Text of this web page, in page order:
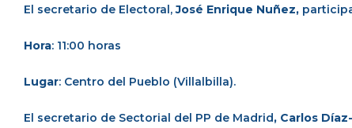
El secretario de Electoral,José Enrique Nuñez,
Hora: 11:00 horas
Lugar: Centro del Pueblo (Villalbilla).
El secretario de Sectorial del PP de Madrid, Carlos